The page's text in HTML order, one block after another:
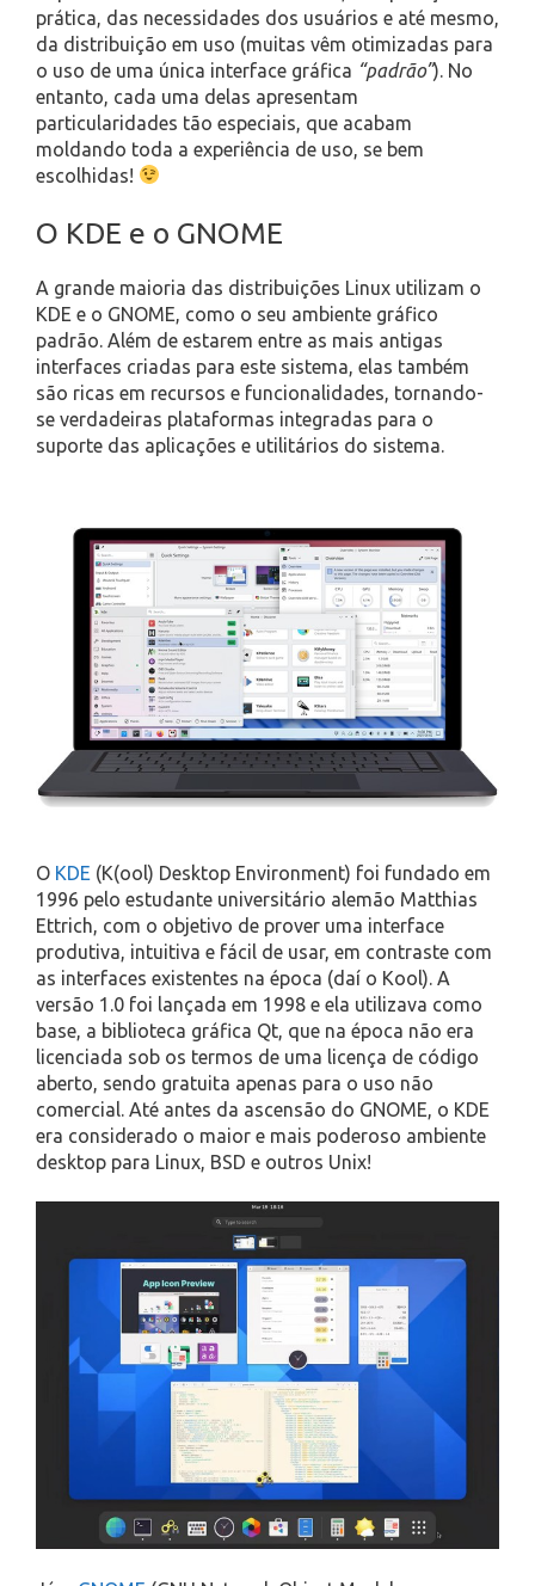
prática, das necessidades dos usuários e até mesmo,
da distribuição em uso (muitas vêm otimizadas para
o uso de uma única interface gráfica “padrão”). No
entanto, cada uma delas apresentam
particularidades tão especiais, que acabam
moldando toda a experiência de uso, se bem
escolhidas!
O KDE e o GNOME
A grande maioria das distribuições Linux utilizam o
KDE e o GNOME, como o seu ambiente gráfico
padrão. Além de estarem entre as mais antigas
interfaces criadas para este sistema, elas também
são ricas em recursos e funcionalidades, tornando-
se verdadeiras plataformas integradas para o
suporte das aplicações e utilitários do sistema.
O KDE (K(ool) Desktop Environment) foi fundado em
1996 pelo estudante universitário alemão Matthias
Ettrich, com o objetivo de prover uma interface
produtiva, intuitiva e fácil de usar, em contraste com
as interfaces existentes na época (daí o Kool). A
versão 1.0 foi lançada em 1998 e ela utilizava como
base, a biblioteca gráfica Qt, que na época não era
licenciada sob os termos de uma licença de código
aberto, sendo gratuita apenas para o uso não
comercial. Até antes da ascensão do GNOME, o KDE
era considerado o maior e mais poderoso ambiente
desktop para Linux, BSD e outros Unix!